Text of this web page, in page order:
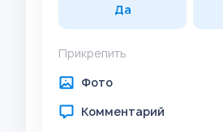
Да
Прикрепить
Фото
Комментарий